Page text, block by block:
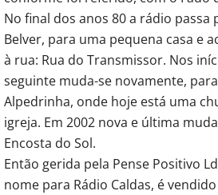
No final dos anos 80 a rádio passa
Belver, para uma pequena casa e
à rua: Rua do Transmissor. Nos
seguinte muda-se novamente,
Alpedrinha, onde hoje está uma
igreja. Em 2002 nova e última
Encosta do Sol.
Então gerida pela Pense Positivo
nome para Rádio Caldas, é